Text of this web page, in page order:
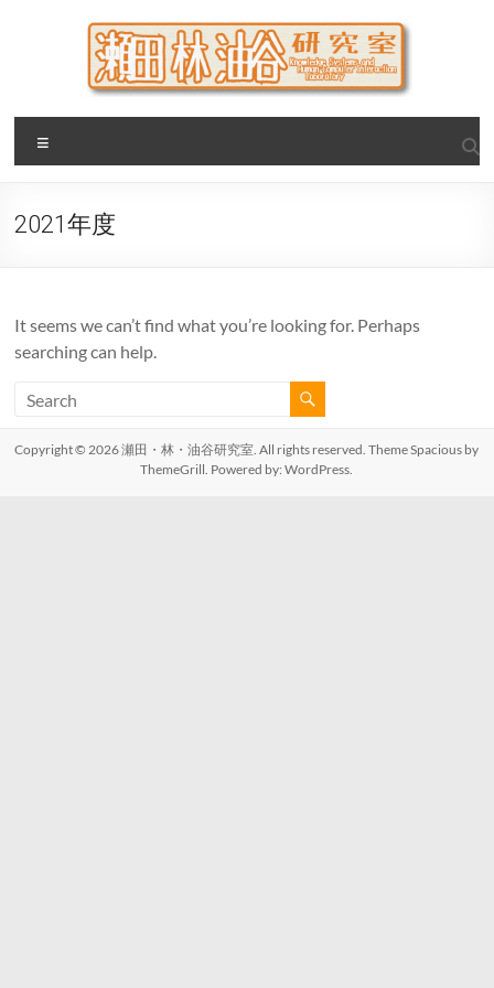
瀬田・林・油谷研究室
大阪公立大学 大学院 情報学研究科 学際情報学専攻 / 大阪府
立大学 理学部 情報数理科学科(大学院 理学系研究科 情報数理
2021年度
It seems we can’t find what you’re looking for. Perhaps
searching can help.
Copyright © 2026瀬田・林・油谷研究室. All rights reserved. ThemeSpacious by
ThemeGrill. Powered by:WordPress.